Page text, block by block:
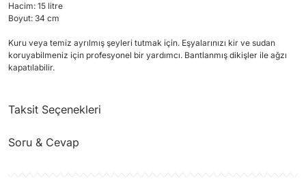
Hacim: 15 litre
Boyut: 34 cm
Kuru veya temiz ayrılmış şeyleri tutmak için. Eşyalarınızı kir ve sudan
koruyabilmeniz için profesyonel bir yardımcı. Bantlanmış dikişler ile ağzı
kapatılabilir.
Taksit Seçenekleri
Soru & Cevap